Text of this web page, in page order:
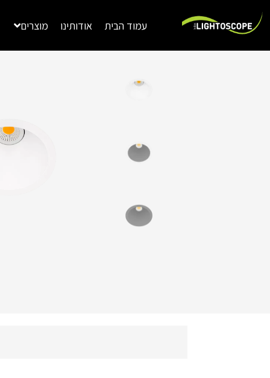
לתוכן
עמוד הבית אודותינו מוצרים